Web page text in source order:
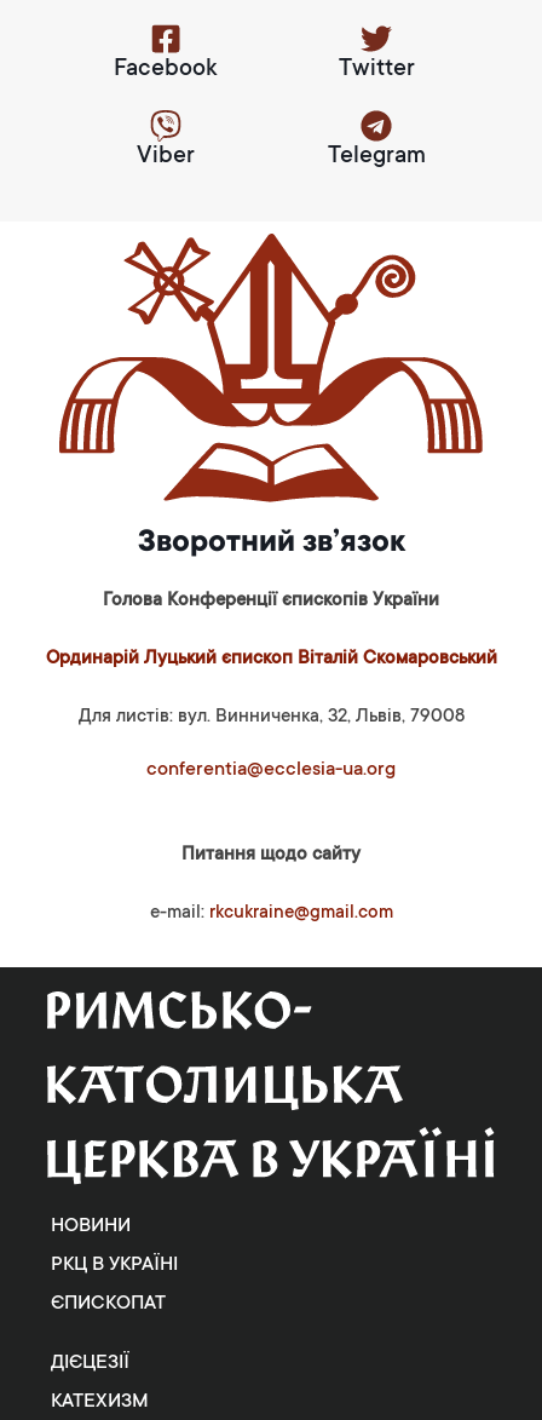
Facebook Twitter
Viber Telegram
Зворотний зв’язок
Голова Конференції єпископів України
Ординарій Луцький єпископ Віталій Скомаровський
Для листів: вул. Винниченка, 32, Львів, 79008
conferentia@ecclesia-ua.org
Питання щодо сайту
e-mail: rkcukraine@gmail.com
НОВИНИ
РКЦ В УКРАЇНІ
ЄПИСКОПАТ
ДІЄЦЕЗІЇ
КАТЕХИЗМ